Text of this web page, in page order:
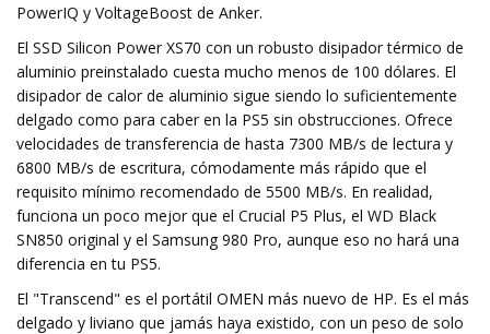
PowerIQ y VoltageBoost de Anker.
El SSD Silicon Power XS70 con un robusto disipador térmico de
aluminio preinstalado cuesta mucho menos de 100 dólares. El
disipador de calor de aluminio sigue siendo lo suficientemente
delgado como para caber en la PS5 sin obstrucciones. Ofrece
velocidades de transferencia de hasta 7300 MB/s de lectura y
6800 MB/s de escritura, cómodamente más rápido que el
requisito mínimo recomendado de 5500 MB/s. En realidad,
funciona un poco mejor que el Crucial P5 Plus, el WD Black
SN850 original y el Samsung 980 Pro, aunque eso no hará una
diferencia en tu PS5.
El "Transcend" es el portátil OMEN más nuevo de HP. Es el más
delgado y liviano que jamás haya existido, con un peso de solo